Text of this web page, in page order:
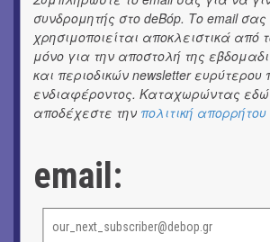
ΚΙΝ/ΦΟΣ
Οι γαλλικές ταινίες του 16ου Athens
Festival
ΘΕΑΤΡΟ / ΧΟΡΟΣ
«Μήδεια» του Ευριπίδη | Σκην.: Nikita
ΧΟΡΩΝ ΧΩΡΟΣ στον Εκθεσιακό Χώρο
Θέατρου Επιδαύρου
συνδρομητής στο deBόp. Το email
χρησιμοποιείται αποκλειστικά από
μόνο για την αποστολή της
και περιοδικών newsletter ευρύτερου
ενδιαφέροντος. Καταχωρώντας εδώ
αποδέχεστε την πολιτική απορρήτου
email: